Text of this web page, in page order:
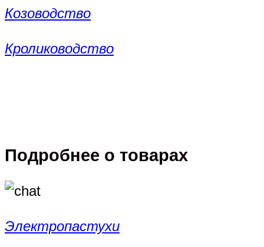
Козоводство
Кролиководство
Подробнее о товарах
Электропастухи